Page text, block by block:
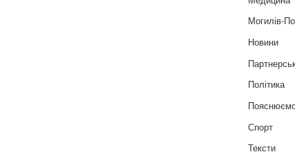
Могилів-
Новини
Політика
Спорт
Тексти